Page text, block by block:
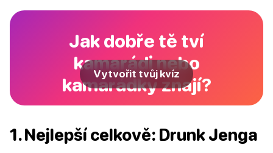
Jak dobře tě tví
kamarádi nebo
kamarádky znají?
Vytvořit tvůj kvíz
1. Nejlepší celkově: Drunk Jenga